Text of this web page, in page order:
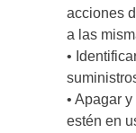
acciones
a las
•
• Apagar
estén en